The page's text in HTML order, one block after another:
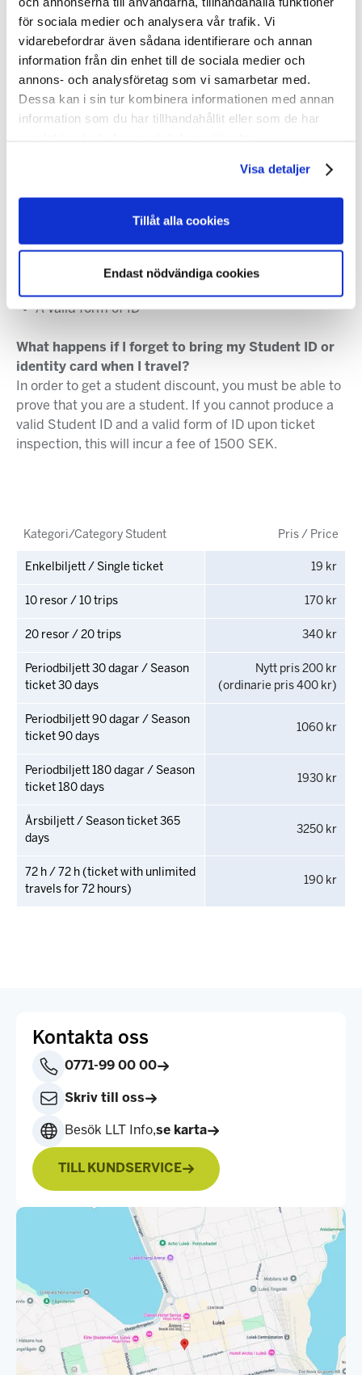
för sociala medier och analysera vår trafik. Vi
vidarebefordrar även sådana identifierare och annan
information från din enhet till de sociala medier och
annons- och analysföretag som vi samarbetar med.
Dessa kan i sin tur kombinera informationen med annan
information som du har tillhandahållit eller som de har
Visa detaljer
Tillåt alla cookies
Endast nödvändiga cookies
What duration of study qualifies for getting a
student discount?
You have to be a student of a university, college or
other form of adult education for which you would be
entitled to a student loan from CSN. In order to qualify
for a student discount, you must be enrolled to study
at least 10 consecutive weeks at a minimum pace of
A valid ticket, pass or travelcard
Student ID from Mecenat, WeStudents or
Studentkortet/stuk.co which includes a valid
A valid form of ID
What happens if I forget to bring my Student ID or
identity card when I travel?
In order to get a student discount, you must be able to
prove that you are a student. If you cannot produce a
valid Student ID and a valid form of ID upon ticket
inspection, this will incur a fee of 1500 SEK.
Kategori/Category Student Pris / Price
Enkelbiljett / Single ticket 19 kr
10 resor / 10 trips 170 kr
20 resor / 20 trips 340 kr
Periodbiljett 30 dagar / Season
ticket 30 days
Nytt pris 200 kr
(ordinarie pris 400 kr)
Periodbiljett 90 dagar / Season
ticket 90 days
1060 kr
Periodbiljett 180 dagar / Season
ticket 180 days
1930 kr
Årsbiljett / Season ticket 365
days
3250 kr
72 h / 72 h (ticket with unlimited
travels for 72 hours)
190 kr
Kontakta oss
0771-99 00 00
Skriv till oss
Besök LLT Info,se karta
TILL KUNDSERVICE